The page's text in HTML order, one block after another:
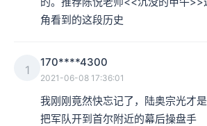
角看到的这段历史
1
170****4300
2021-06-08 17:36:01
我刚刚竟然快忘记了，陆奥宗光才
把军队开到首尔附近的幕后操盘手